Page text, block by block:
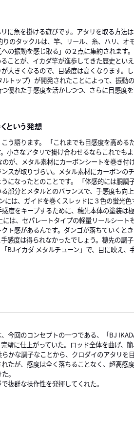
に魚を掛ける遊びです。アタリを取る方
のタックルは、竿、リール、糸、ハリ、オ
への振動を感じ取る」の２点に集約されま
ことが、イカダ竿が進歩してきた歴史と
大きくなるので、目感度は高くなります
トップ）が開発されたことによって、振動
優れた手感度を活かしつつ、さらに目感
という発想
う語ります。 「これまでも目感度を高め
小さなアタリで掛け合わせるならこれで
が、メタル素材にカーボンシートを巻き付
スが取りづらい。メタル素材にカーボン
になったとのことです。 「体感的には胴
部分とメタルとのバランスで、手感度も
には、ガイドを巻くスレッドに３色の蛍光
度をキープするために、穂先本体の塗装
は、セパレートタイプの軽量リールシート
ト感があるんです。ダンゴが落ちていく
感度は得られなかったでしょう。穂先の
BJイカダ メタルチューン」で、目に映え、
今回のコンセプトの一つである、「BJ
璧に仕上がっていた。ロッド全体を曲げ、
かな調子なことから、クロダイのアタリ
たが、感度は全く落ちることなく、超高
。
抜群な操作性を発揮してくれた。